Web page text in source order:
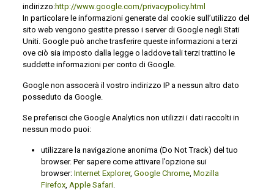
indirizzo:http://www.google.com/privacypolicy.html
In particolare le informazioni generate dal cookie sull’utilizzo del
sito web vengono gestite presso i server di Google negli Stati
Uniti. Google può anche trasferire queste informazioni a terzi
ove ciò sia imposto dalla legge o laddove tali terzi trattino le
suddette informazioni per conto di Google.
Google non assocerà il vostro indirizzo IP a nessun altro dato
posseduto da Google.
Se preferisci che Google Analytics non utilizzi i dati raccolti in
nessun modo puoi:
utilizzare la navigazione anonima (Do Not Track) del tuo
browser. Per sapere come attivare l’opzione sui
browser: Internet Explorer, Google Chrome, Mozilla
Firefox, Apple Safari.